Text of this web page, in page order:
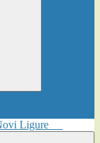
Ligure